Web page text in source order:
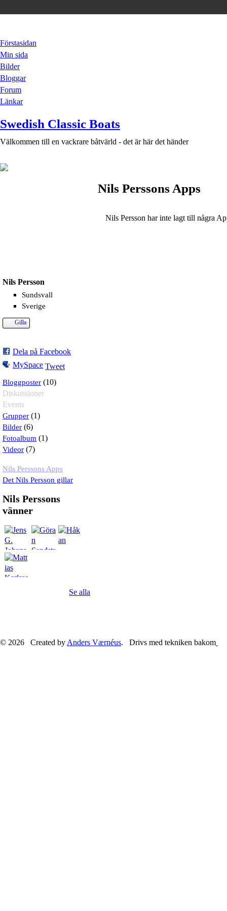
Förstasidan
Min sida
Bilder
Bloggar
Forum
Länkar
Swedish Classic Boats
Välkommen till en vackrare båtvärld - det är här det händer
Nils Persson
Sundsvall
Sverige
Gilla
Dela på Facebook
MySpace Tweet
Bloggposter (10)
Diskussioner
Events
Grupper (1)
Bilder (6)
Fotoalbum (1)
Videor (7)
Nils Perssons Apps
Det Nils Persson gillar
Nils Perssons
vänner
Se alla
Nils Perssons Apps
Nils Persson har inte lagt till några
© 2026 Created by Anders Værnéus. Drivs med tekniken bakom